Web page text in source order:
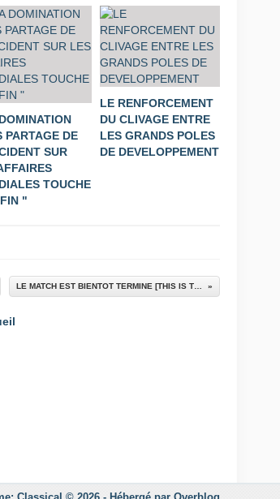
PARTAGE DE
SUR
TOUCHE
"
LE RENFORCEMENT
DU CLIVAGE ENTRE
LES GRANDS POLES
DE DEVELOPPEMENT
LE MATCH EST BIENTOT TERMINE [THIS IS THE END] !